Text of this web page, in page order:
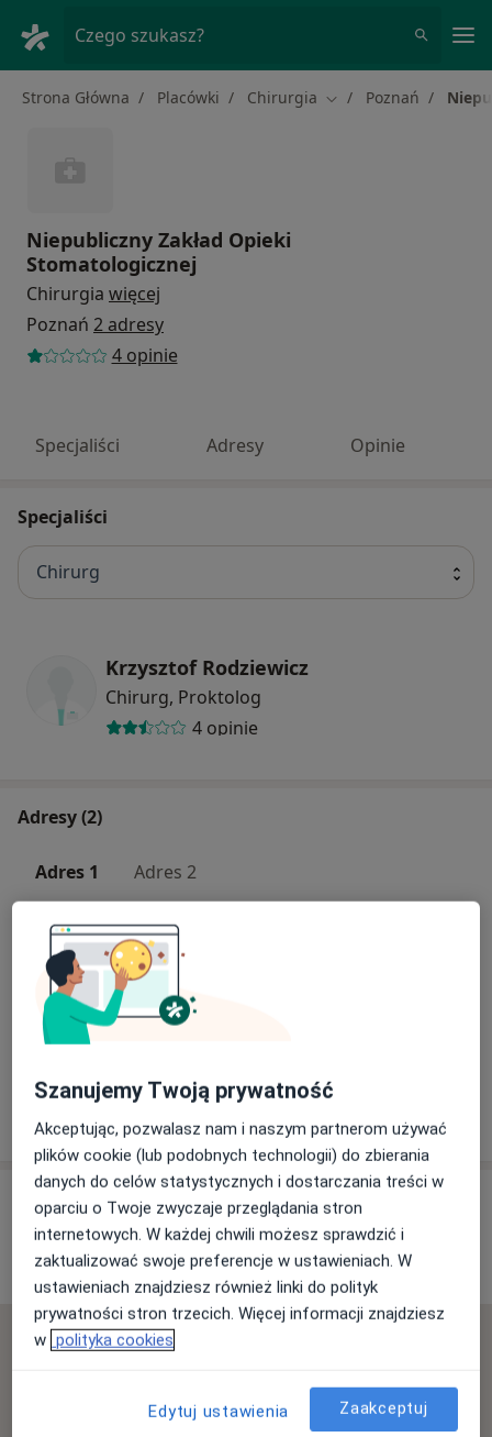
Czego szukasz?
Strona Główna Placówki Chirurgia Zmień miasto
Poznań
Niepubliczny Zakład Opieki
Stomatologicznej
Chirurgia więcej
Poznań 2 adresy
4 opinie
Specjaliści Adresy Opinie
Specjaliści
Chirurg
Krzysztof Rodziewicz
Chirurg, Proktolog
4 opinie
Adresy (2)
Adres 1 Adres 2
Powiększ mapę
Niepubliczny Zakład Opieki Stomatologicznej
Opinie o specjalistach (4)
4 opinie
Sprawdzamy wszystkie opinie. Moderujemy je
opiniach i sposobie obliczania gwiazdek na
Dowiedz się więcejDowiedz się więcej o opiniach
Szanujemy Twoją prywatność
Akceptując, pozwalasz nam i naszym partnerom używać
plików cookie (lub podobnych technologii) do zbierania
danych do celów statystycznych i dostarczania treści w
oparciu o Twoje zwyczaje przeglądania stron
internetowych. W każdej chwili możesz sprawdzić i
zaktualizować swoje preferencje w ustawieniach. W
ustawieniach znajdziesz również linki do polityk
prywatności stron trzecich. Więcej informacji znajdziesz
w polityka cookies
Edytuj ustawienia Zaakceptuj